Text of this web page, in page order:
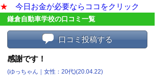
★ 今日お金が必要ならココをクリック
鎌倉自動車学校の口コミ一覧
口コミ投稿する
感謝です！
(ゆっちゃん｜女性：20代)(20.04.22)